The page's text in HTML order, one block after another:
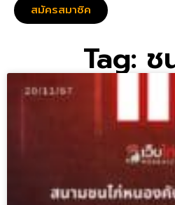
สมัครสมาชิค
Tag: ช